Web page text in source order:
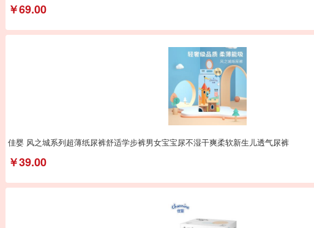
￥69.00
佳婴 风之城系列超薄纸尿裤舒适学步裤男女宝宝尿不湿干爽柔软新生儿透气尿裤
￥39.00